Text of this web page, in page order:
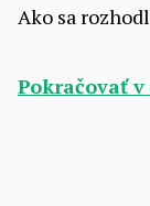
Ako sa
Pokračovať